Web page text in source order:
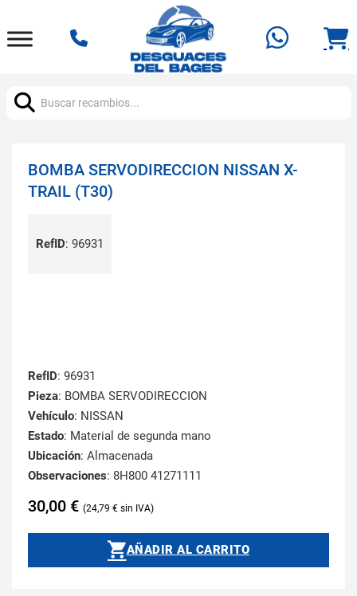
BOMBA SERVODIRECCION NISSAN X-
TRAIL (T30)
RefID: 96931
RefID: 96931
Pieza: BOMBA SERVODIRECCION
Vehículo: NISSAN
Estado: Material de segunda mano
Ubicación: Almacenada
Observaciones: 8H800 41271111
30,00 € 24,79 €
AÑADIR AL CARRITO